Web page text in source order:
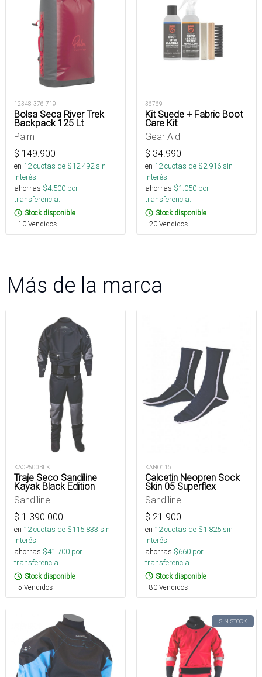
12348-376-719
Bolsa Seca River Trek
Backpack 125 Lt
Palm
$ 149.900
en 12cuotas de $12.492sin
interés
ahorras $4.500 por
transferencia.
Stock disponible
+10 Vendidos
36769
Kit Suede + Fabric Boot
Care Kit
Gear Aid
$ 34.990
en 12cuotas de $2.916sin
interés
ahorras $1.050 por
transferencia.
Stock disponible
+20 Vendidos
Más de la marca
KAOP500BLK
Traje Seco Sandiline
Kayak Black Edition
Sandiline
$ 1.390.000
en 12cuotas de $115.833 sin
interés
ahorras $41.700 por
transferencia.
Stock disponible
+5 Vendidos
KANO116
Calcetin Neopren Sock
Skin 05 Superflex
Sandiline
$ 21.900
en 12cuotas de $1.825sin
interés
ahorras $660 por
transferencia.
Stock disponible
+80 Vendidos
SIN STOCK